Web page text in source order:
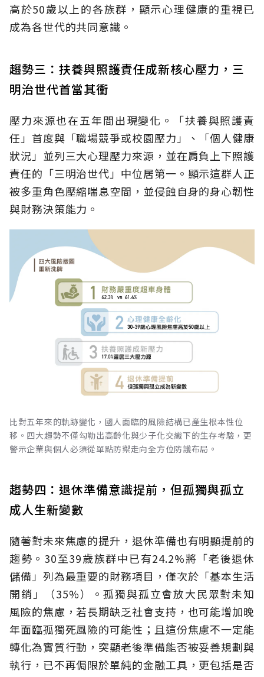
高於50歲以上的各族群，顯示心理健康的重視已
成為各世代的共同意識。
趨勢三：扶養與照護責任成新核心壓力，三
明治世代首當其衝
壓力來源也在五年間出現變化。「扶養與照護責
任」首度與「職場競爭或校園壓力」、「個人健康
狀況」並列三大心理壓力來源，並在肩負上下照護
責任的「三明治世代」中位居第一。顯示這群人正
被多重角色壓縮喘息空間，並侵蝕自身的身心韌性
與財務決策能力。
比對五年來的軌跡變化，國人面臨的風險結構已產生根本性位
移。四大趨勢不僅勾勒出高齡化與少子化交織下的生存考驗，更
警示企業與個人必須從單點防禦走向全方位防護布局。
趨勢四：退休準備意識提前，但孤獨與孤立
成人生新變數
隨著對未來焦慮的提升，退休準備也有明顯提前的
趨勢。30至39歲族群中已有24.2%將「老後退休
儲備」列為最重要的財務項目，僅次於「基本生活
開銷」（35%）。孤獨與孤立會放大民眾對未知
風險的焦慮，若長期缺乏社會支持，也可能增加晚
年面臨孤獨死風險的可能性；且這份焦慮不一定能
轉化為實質行動，突顯老後準備能否被妥善規劃與
執行，已不再侷限於單純的金融工具，更包括是否